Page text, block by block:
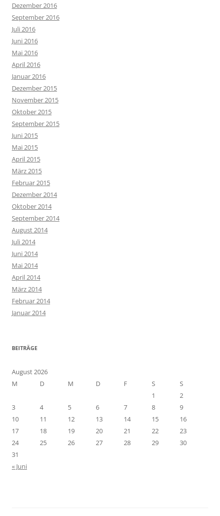
Dezember 2016
September 2016
Juli 2016
Juni 2016
Mai 2016
April 2016
Januar 2016
Dezember 2015
November 2015
Oktober 2015
September 2015
Juni 2015
Mai 2015
April 2015
März 2015
Februar 2015
Dezember 2014
Oktober 2014
September 2014
August 2014
Juli 2014
Juni 2014
Mai 2014
April 2014
März 2014
Februar 2014
Januar 2014
BEITRÄGE
August 2026
M
D M D F S
S
1
2
3
4 5 6 7 8
9
10
11 12 13 14 15
16
17
18 19 20 21 22
23
24
25 26 27 28 29
30
31
« Juni